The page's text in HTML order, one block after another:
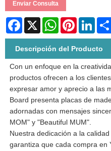
Enviar Consulta
Facebook
X WhatsAppPinterest
Descripción del Producto
Con un enfoque en la
productos ofrecen a los
expresar amor y aprecio a las
Board presenta placas de
adornadas con mensajes
MOM" y "Beautiful MUM".
Nuestra dedicación a la
garantiza que cada compra en